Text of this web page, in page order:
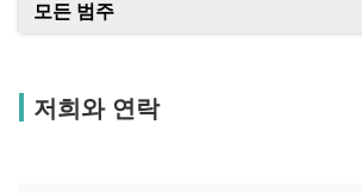
모든 범주
저희와 연락